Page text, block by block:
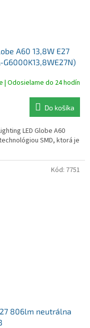
A60 13,8W E27
| Odosielame do 24 hodín
Do košíka
LED Globe A60
SMD, ktorá je
806lm neutrálna
Kód: 7751